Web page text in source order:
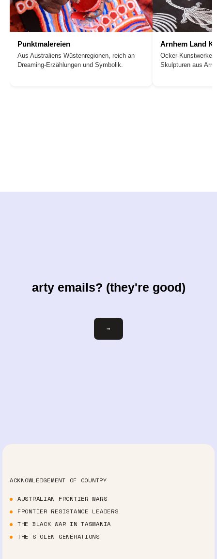
Punktmalereien
Aus Australiens Wüstenregionen, reich an
Dreaming-Erzählungen und Symbolik.
Arnhem Land
Ocker-Kunstwerke,
Skulpturen aus
arty emails? (they're good)
ihre-
→
ACKNOWLEDGEMENT OF COUNTRY
AUSTRALIAN FRONTIER WARS
FRONTIER RESISTANCE LEADERS
THE BLACK WAR IN TASMANIA
THE STOLEN GENERATIONS